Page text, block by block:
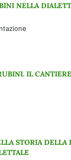
NELLA
IL CANTIERE
STORIA DELLA